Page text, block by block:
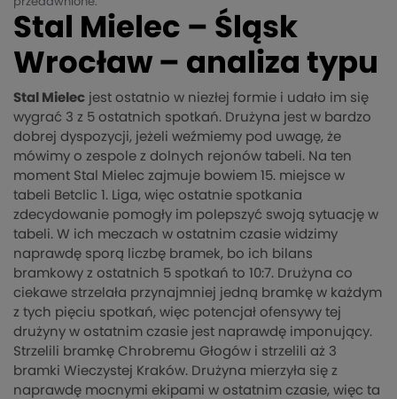
przedawnione.
Stal Mielec – Śląsk
Wrocław – analiza typu
Stal Mielec jest ostatnio w niezłej formie i udało im się
wygrać 3 z 5 ostatnich spotkań. Drużyna jest w bardzo
dobrej dyspozycji, jeżeli weźmiemy pod uwagę, że
mówimy o zespole z dolnych rejonów tabeli. Na ten
moment Stal Mielec zajmuje bowiem 15. miejsce w
tabeli Betclic 1. Liga, więc ostatnie spotkania
zdecydowanie pomogły im polepszyć swoją sytuację w
tabeli. W ich meczach w ostatnim czasie widzimy
naprawdę sporą liczbę bramek, bo ich bilans
bramkowy z ostatnich 5 spotkań to 10:7. Drużyna co
ciekawe strzelała przynajmniej jedną bramkę w każdym
z tych pięciu spotkań, więc potencjał ofensywy tej
drużyny w ostatnim czasie jest naprawdę imponujący.
Strzelili bramkę Chrobremu Głogów i strzelili aż 3
bramki Wieczystej Kraków. Drużyna mierzyła się z
naprawdę mocnymi ekipami w ostatnim czasie, więc ta